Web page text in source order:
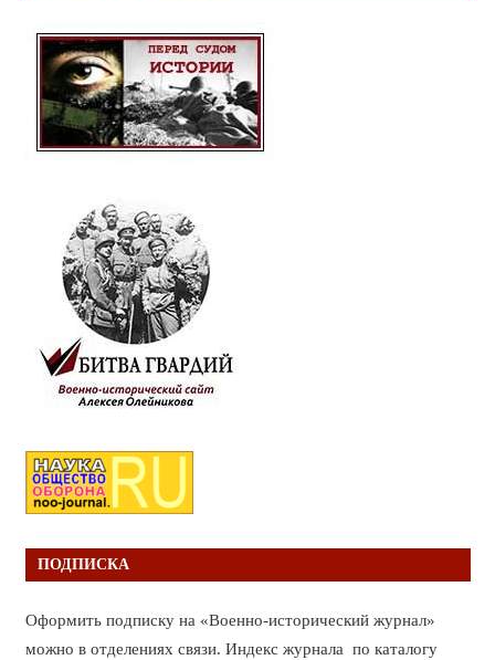
ПОДПИСКА
Оформить подписку на «Военно-исторический журнал»
можно в отделениях связи. Индекс журнала по каталогу